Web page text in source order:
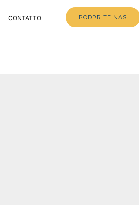
CONTATTO PODPRITE NAS